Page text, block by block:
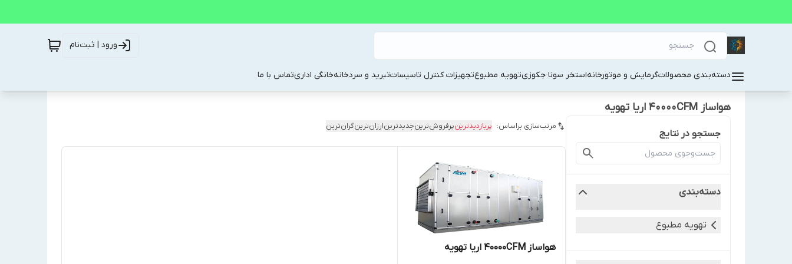
ورود | ثبت‌نام
دسته‌بندی محصولاتگرمایش و موتورخانهاستخر سونا جکوزیتهویه مطبوعتجهیزات کنترل تاسیساتتبرید و سردخانهخانگی اداریتماس با ما
هواساز 40000CFM اریا تهویه
جستجو در نتایج
دسته‌بندی
تهویه مطبوع
مرتب‌سازی براساس: پربازدیدترینپرفروش‌ترینجدیدترینارزان‌ترینگران‌ترین
هواساز 40000CFM اریا تهویه